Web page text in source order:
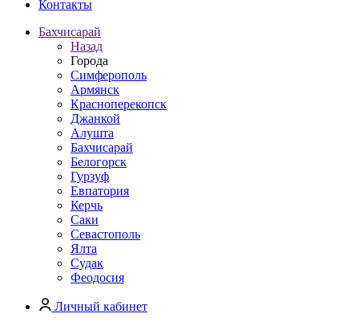
Контакты
Бахчисарай
Назад
Города
Симферополь
Армянск
Красноперекопск
Джанкой
Алушта
Бахчисарай
Белогорск
Гурзуф
Евпатория
Керчь
Саки
Севастополь
Ялта
Судак
Феодосия
Личный кабинет